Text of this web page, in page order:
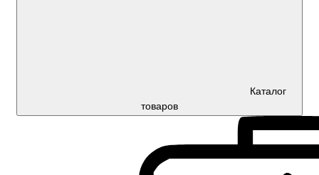
Каталог
товаров